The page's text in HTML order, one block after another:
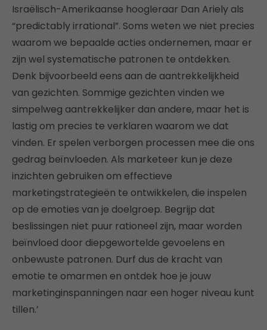
Israëlisch-Amerikaanse hoogleraar Dan Ariely als
“predictably irrational”. Soms weten we niet precies
waarom we bepaalde acties ondernemen, maar er
zijn wel systematische patronen te ontdekken.
Denk bijvoorbeeld eens aan de aantrekkelijkheid
van gezichten. Sommige gezichten vinden we
simpelweg aantrekkelijker dan andere, maar het is
lastig om precies te verklaren waarom we dat
vinden. Er spelen verborgen processen mee die ons
gedrag beïnvloeden. Als marketeer kun je deze
inzichten gebruiken om effectieve
marketingstrategieën te ontwikkelen, die inspelen
op de emoties van je doelgroep. Begrijp dat
beslissingen niet puur rationeel zijn, maar worden
beïnvloed door diepgewortelde gevoelens en
onbewuste patronen. Durf dus de kracht van
emotie te omarmen en ontdek hoe je jouw
marketinginspanningen naar een hoger niveau kunt
tillen.’